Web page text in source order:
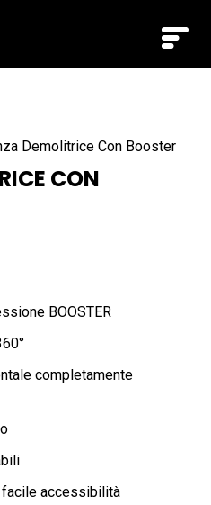
Demolitrice Con Booster
CON
BOOSTER
completamente
accessibilità